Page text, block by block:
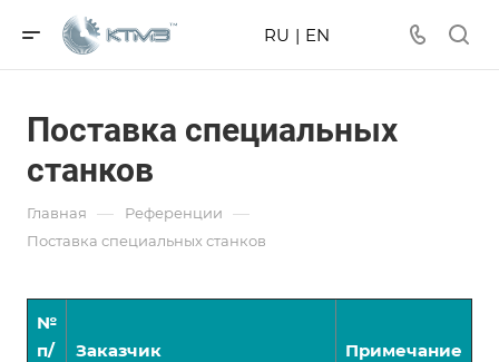
RU | EN
Поставка специальных
станков
Главная — Референции —
Поставка специальных станков
№
п/
Заказчик Примечание